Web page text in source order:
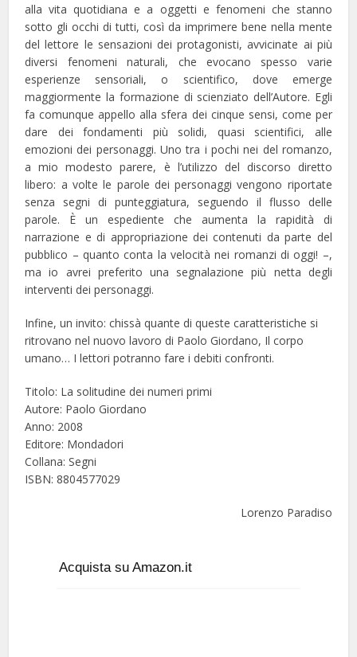
alla vita quotidiana e a oggetti e fenomeni che stanno
sotto gli occhi di tutti, così da imprimere bene nella mente
del lettore le sensazioni dei protagonisti, avvicinate ai più
diversi fenomeni naturali, che evocano spesso varie
esperienze sensoriali, o scientifico, dove emerge
maggiormente la formazione di scienziato dell’Autore. Egli
fa comunque appello alla sfera dei cinque sensi, come per
dare dei fondamenti più solidi, quasi scientifici, alle
emozioni dei personaggi. Uno tra i pochi nei del romanzo,
a mio modesto parere, è l’utilizzo del discorso diretto
libero: a volte le parole dei personaggi vengono riportate
senza segni di punteggiatura, seguendo il flusso delle
parole. È un espediente che aumenta la rapidità di
narrazione e di appropriazione dei contenuti da parte del
pubblico – quanto conta la velocità nei romanzi di oggi! –,
ma io avrei preferito una segnalazione più netta degli
interventi dei personaggi.
Infine, un invito: chissà quante di queste caratteristiche si
ritrovano nel nuovo lavoro di Paolo Giordano, Il corpo
umano… I lettori potranno fare i debiti confronti.
Titolo: La solitudine dei numeri primi
Autore: Paolo Giordano
Anno: 2008
Editore: Mondadori
Collana: Segni
ISBN: 8804577029
Lorenzo Paradiso
Acquista su Amazon.it